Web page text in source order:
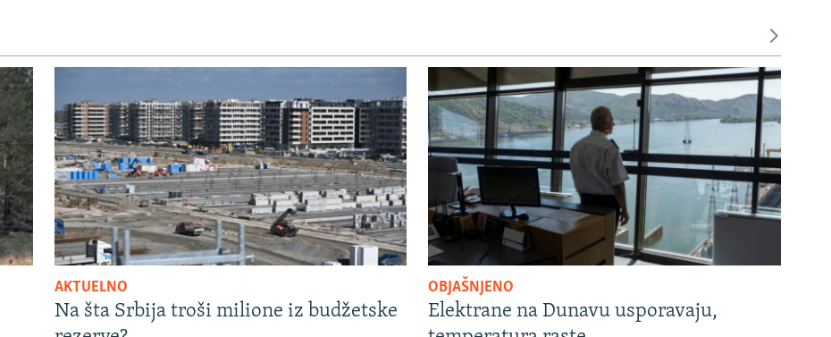
AKTUELNO
Na šta Srbija troši milione iz budžetske
OBJAŠNJENO
Elektrane na Dunavu usporavaju,